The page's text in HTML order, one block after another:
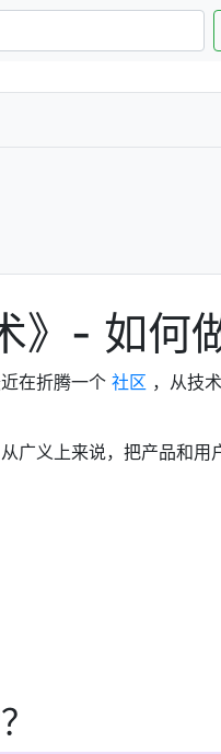
》- 如何
在折腾一个 社区 ，从技
广义上来说，把产品和